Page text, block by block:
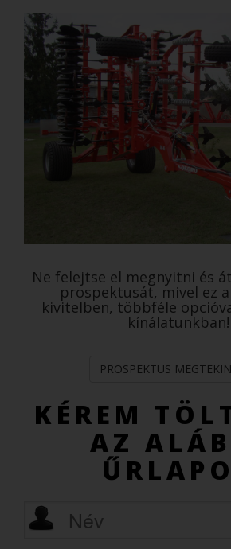
Ne felejtse el megnyitni és
prospektusát, mivel ez
kivitelben, többféle
kínálatunkban!
PROSPEKTUS
KÉREM
AZ